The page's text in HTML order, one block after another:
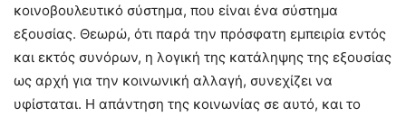
κοινοβουλευτικό σύστημα, που είναι ένα σύστημα
εξουσίας. Θεωρώ, ότι παρά την πρόσφατη εμπειρία εντός
και εκτός συνόρων, η λογική της κατάληψης της εξουσίας
ως αρχή για την κοινωνική αλλαγή, συνεχίζει να
υφίσταται. Η απάντηση της κοινωνίας σε αυτό, και το